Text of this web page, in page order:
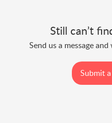
Still can’t
Send us a message
Submit